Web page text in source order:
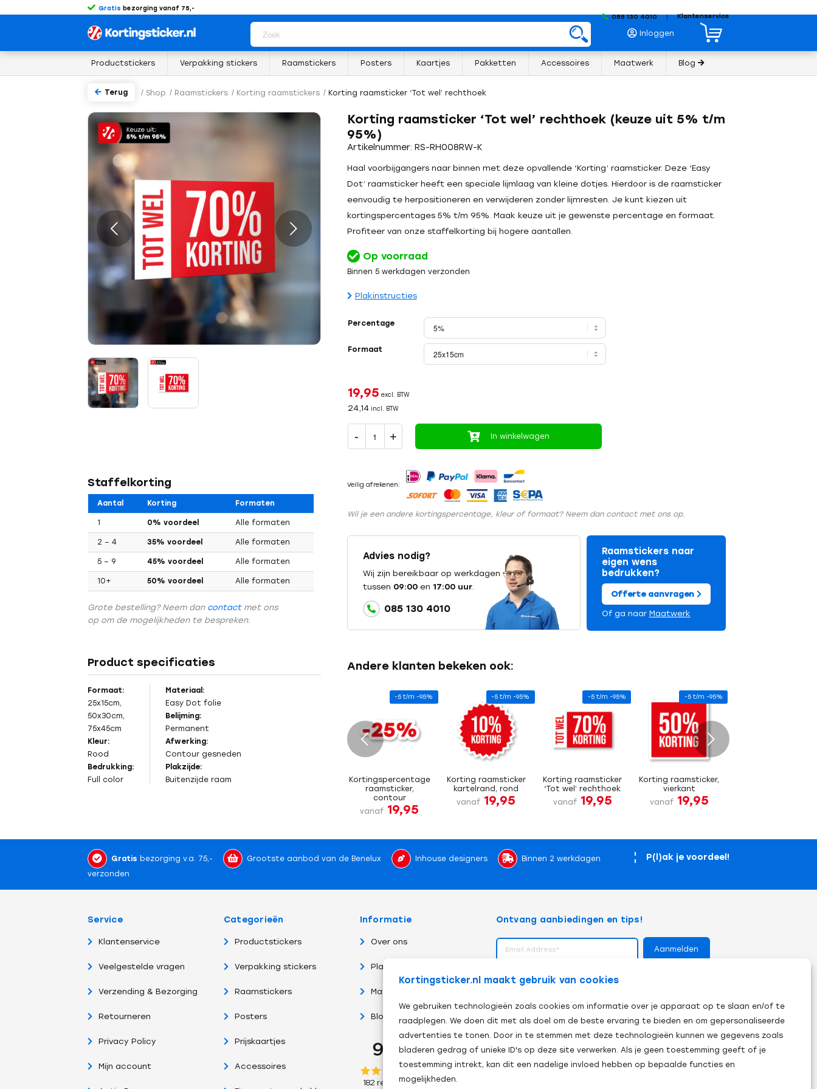
Kortingsticker.nl maakt gebruik van cookies
We gebruiken technologieën zoals cookies om informatie over je apparaat op te slaan en/of te
raadplegen. We doen dit met als doel om de beste ervaring te bieden en om gepersonaliseerde
advertenties te tonen. Door in te stemmen met deze technologieën kunnen we gegevens zoals
bladeren gedrag of unieke ID's op deze site verwerken. Als je geen toestemming geeft of je
toestemming intrekt, kan dit een nadelige invloed hebben op bepaalde functies en
mogelijkheden.
Gratis bezorging vanaf 75,-
085 130 4010
| Klantenservice
Inloggen
/ Shop / Raamstickers / Korting raamstickers / Korting raamsticker ‘Tot wel’ rechthoek
Productstickers Verpakking stickers Raamstickers Posters Kaartjes Pakketten Accessoires Maatwerk Blog
Terug
Volgende
Korting raamsticker ‘Tot wel’ rechthoek (keuze uit 5% t/m
95%)
Artikelnummer: RS-RH008RW-K
Haal voorbijgangers naar binnen met deze opvallende ‘Korting’ raamsticker. Deze ‘Easy
Dot’ raamsticker heeft een speciale lijmlaag van kleine dotjes. Hierdoor is de raamsticker
eenvoudig te herpositioneren en verwijderen zonder lijmresten. Je kunt kiezen uit
kortingspercentages 5% t/m 95%. Maak keuze uit je gewenste percentage en formaat.
Profiteer van onze staffelkorting bij hogere aantallen.
Op voorraad
Binnen 5 werkdagen verzonden
Plakinstructies
Percentage
Formaat
19,95 excl. BTW
24,14incl. BTW
In winkelwagen
Veilig afrekenen:
Wil je een andere kortingspercentage, kleur of formaat? Neem dan contact met ons op.
Staffelkorting
Aantal Korting Formaten
1 0% voordeel Alle formaten
2 – 4 35% voordeel Alle formaten
5 – 9 45% voordeel Alle formaten
10+ 50% voordeel Alle formaten
Grote bestelling? Neem dan contactmet ons
op om de mogelijkheden te bespreken.
Product specificaties
Formaat:
25x15cm,
50x30cm,
75x45cm
Kleur:
Rood
Bedrukking:
Full color
Materiaal:
Easy Dot folie
Belijming:
Permanent
Afwerking:
Contour gesneden
Plakzijde:
Buitenzijde raam
Advies nodig?
Wij zijn bereikbaar op werkdagen
tussen 09:00en 17:00 uur.
085 130 4010
Raamstickers naar
eigen wens
bedrukken?
Offerte aanvragen
Of ga naar Maatwerk
Andere klanten bekeken ook:
-5 t/m -95%
Kortingspercentage
raamsticker,
contour
vanaf 19,95
-5 t/m -95%
Korting raamsticker
kartelrand, rond
vanaf 19,95
-5 t/m -95%
Korting raamsticker
‘Tot wel’ rechthoek
vanaf 19,95
-5 t/m -95%
Korting raamsticker,
vierkant
vanaf 19,95
Volgende
Gratis bezorging v.a. 75,- Grootste aanbod van de Benelux Inhouse designers
Binnen 2 werkdagen
verzonden
P(l)ak je voordeel!
Service
Klantenservice
Veelgestelde vragen
Verzending & Bezorging
Retourneren
Privacy Policy
Mijn account
Categorieën
Productstickers
Verpakking stickers
Raamstickers
Posters
Prijskaartjes
Accessoires
Informatie
Over ons
Plakinstructies
Materiaalsoorten
Blog
Ontvang aanbiedingen en tips!